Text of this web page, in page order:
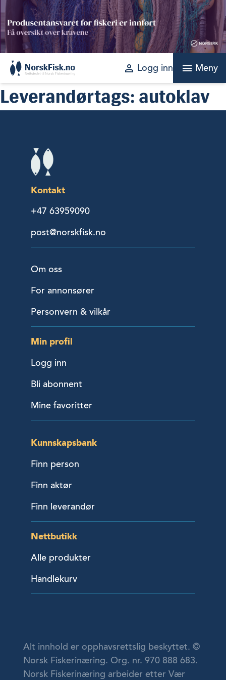
Skip
to
content
perm_identity Logg inn menu Meny
Leverandørtags: autoklav
Kontakt
+47 63959090
post@norskfisk.no
Om oss
For annonsører
Personvern & vilkår
Min profil
Logg inn
Bli abonnent
Mine favoritter
Kunnskapsbank
Finn person
Finn aktør
Finn leverandør
Nettbutikk
Alle produkter
Handlekurv
Alt innhold er opphavsrettslig beskyttet. ©
Norsk Fiskerinæring. Org. nr. 970 888 683.
Norsk Fiskerinæring arbeider etter Vær